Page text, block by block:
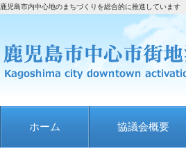
鹿児島市内中心地のまちづくりを総合的に推進しています
ホーム 協議会概要